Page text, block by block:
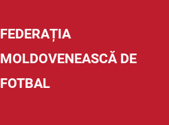
FEDERAȚIA
MOLDOVENEASCĂ DE
FOTBAL